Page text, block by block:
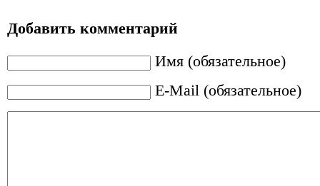
Добавить комментарий
Имя (обязательное)
E-Mail (обязательное)